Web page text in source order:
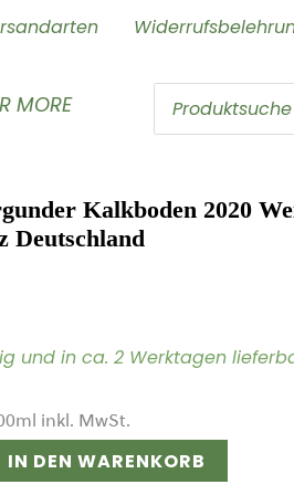
MORE
Search
Kalkboden 2020
Deutschland
und in ca. 2 Werktagen
ml inkl. MwSt.
IN DEN WARENKORB